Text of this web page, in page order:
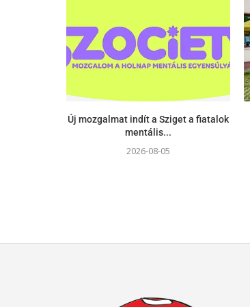
Új mozgalmat indít a Sziget a fiatalok
mentális...
2026-08-05